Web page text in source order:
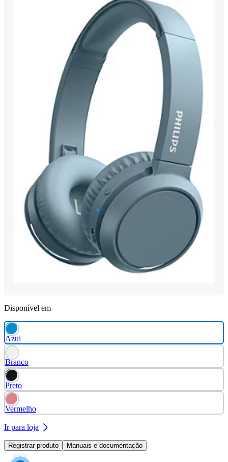
Disponível em
Azul
Branco
Preto
Vermelho
Ir para loja
Registrar produto Manuais e documentação